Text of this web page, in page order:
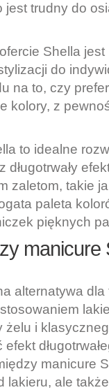
jest trudny do
Shella
do
na to, czy
kolory, z
to idealne
zaletom, takie
paleta
pięknych
manicure
alternatywa
żelu i
manicure
lakieru, ale